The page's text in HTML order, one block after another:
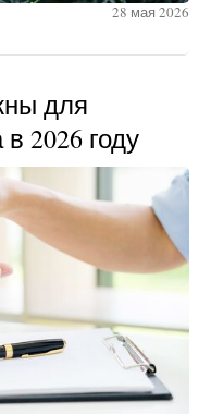
28 мая 2026
для
2026 году